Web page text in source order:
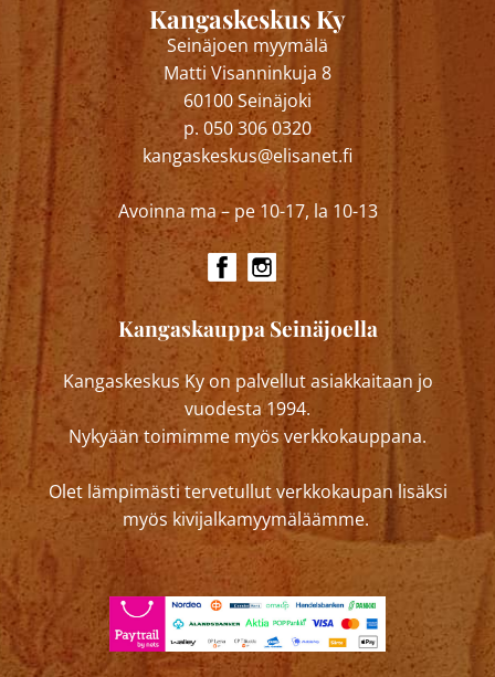
Kangaskeskus Ky
Seinäjoen myymälä
Matti Visanninkuja 8
60100 Seinäjoki
p. 050 306 0320
kangaskeskus@elisanet.fi
Avoinna ma – pe 10-17, la 10-13
Kangaskauppa Seinäjoella
Kangaskeskus Ky on palvellut asiakkaitaan jo
vuodesta 1994.
Nykyään toimimme myös verkkokauppana.
Olet lämpimästi tervetullut verkkokaupan lisäksi
myös kivijalkamyymäläämme.